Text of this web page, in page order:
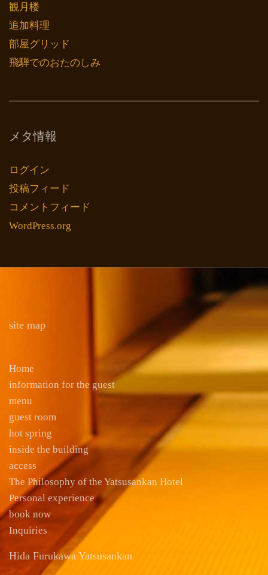
観月楼
追加料理
部屋グリッド
飛騨でのおたのしみ
メタ情報
ログイン
投稿フィード
コメントフィード
WordPress.org
site map
Home
information for the guest
menu
guest room
hot spring
inside the building
access
The Philosophy of the Yatsusankan Hotel
Personal experience
book now
Inquiries
Hida Furukawa Yatsusankan